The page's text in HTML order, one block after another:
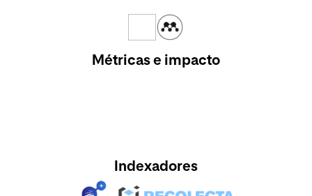
Métricas e impacto
Indexadores